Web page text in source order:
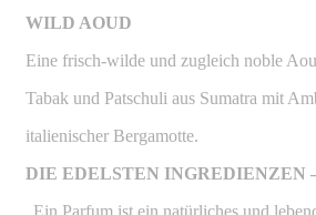
WILD AOUD
Eine frisch-wilde und zugleich noble
Tabak und Patschuli aus Sumatra mit
italienischer Bergamotte.
DIE EDELSTEN INGREDIENZEN
„Ein Parfum ist ein natürliches und